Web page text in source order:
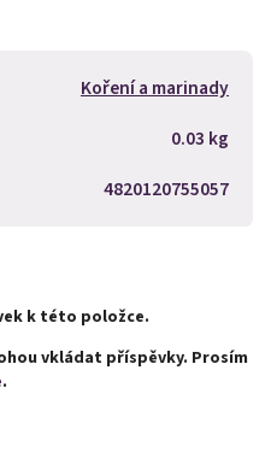
Koření a marinady
0.03 kg
4820120755057
k této položce.
vkládat příspěvky. Prosím
.